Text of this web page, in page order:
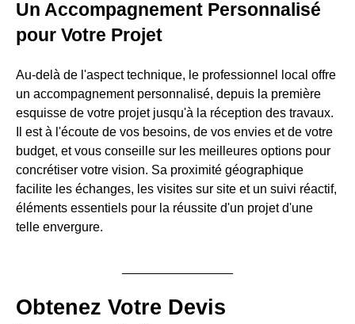
Un Accompagnement Personnalisé
pour Votre Projet
Au-delà de l'aspect technique, le professionnel local offre
un accompagnement personnalisé, depuis la première
esquisse de votre projet jusqu'à la réception des travaux.
Il est à l'écoute de vos besoins, de vos envies et de votre
budget, et vous conseille sur les meilleures options pour
concrétiser votre vision. Sa proximité géographique
facilite les échanges, les visites sur site et un suivi réactif,
éléments essentiels pour la réussite d'un projet d'une
telle envergure.
Obtenez Votre Devis